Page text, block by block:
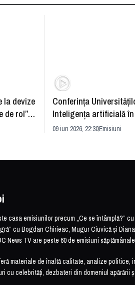
la devize
de rol”.
Conferința
Inteligența artificială
soluție sau problemă?
09 iun 2026, 22:30Emisiuni
casa emisiunilor precum „Ce se întâmplă?”
cu Bogdan Chirieac, Mugur Ciuvică și
News TV are peste 60 de emisiuni
materiale de înaltă calitate, analize politice,
cu celebrități, dezbateri din domeniul apărării